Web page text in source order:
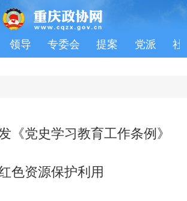
领导 专委会 提案 党派 社
《党史学习教育工作条例》
色资源保护利用